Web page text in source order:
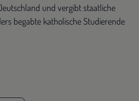
und vergibt staatliche
begabte katholische Studierende